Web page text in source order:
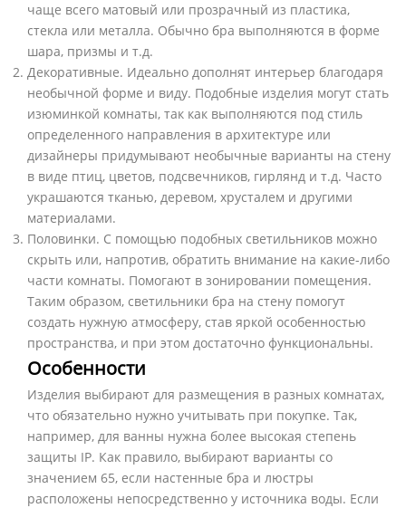
чаще всего матовый или прозрачный из пластика,
стекла или металла. Обычно бра выполняются в форме
шара, призмы и т.д.
Декоративные. Идеально дополнят интерьер благодаря
необычной форме и виду. Подобные изделия могут стать
изюминкой комнаты, так как выполняются под стиль
определенного направления в архитектуре или
дизайнеры придумывают необычные варианты на стену
в виде птиц, цветов, подсвечников, гирлянд и т.д. Часто
украшаются тканью, деревом, хрусталем и другими
материалами.
Половинки. С помощью подобных светильников можно
скрыть или, напротив, обратить внимание на какие-либо
части комнаты. Помогают в зонировании помещения.
Таким образом, светильники бра на стену помогут
создать нужную атмосферу, став яркой особенностью
пространства, и при этом достаточно функциональны.
Особенности
Изделия выбирают для размещения в разных комнатах,
что обязательно нужно учитывать при покупке. Так,
например, для ванны нужна более высокая степень
защиты IP. Как правило, выбирают варианты со
значением 65, если настенные бра и люстры
расположены непосредственно у источника воды. Если